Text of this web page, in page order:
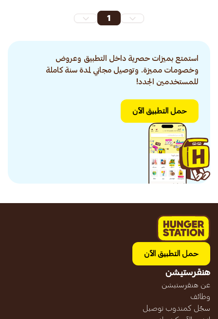
1
استمتع بميزات حصرية داخل التطبيق وعروض
وخصومات مميزة. وتوصيل مجاني لمدة سنة كاملة
للمستخدمين الجدد!
حمل التطبيق الآن
حمل التطبيق الآن
هنقرستيشن
عن هنقرستيشن
وظائف
سجّل كمندوب توصيل